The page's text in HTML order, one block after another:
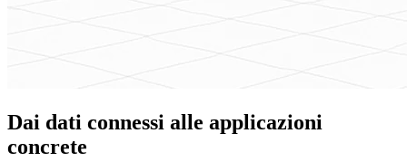
Dai dati connessi alle applicazioni
concrete